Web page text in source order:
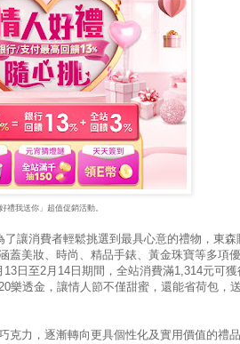
禮我送你」超值促銷活動。
了讓消費者輕鬆挑選到最具心意的禮物，東森
蓋美妝、時尚、精品手錶、黃金珠寶等多項
日至2月14日期間，全站消費滿1,314元可
樂透金，讓情人節不僅甜蜜，還能省荷包，
克力，逐漸轉向更具個性化及實用價值的禮